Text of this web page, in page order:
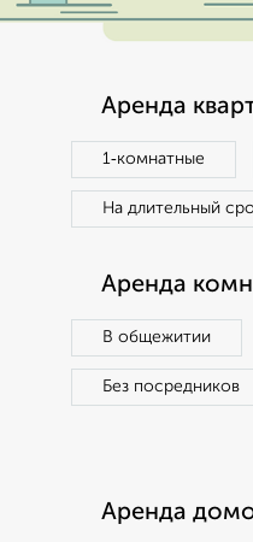
Аренда
1‑комнатные
На длительный
Аренда
В общежитии
Без посредников
Аренда